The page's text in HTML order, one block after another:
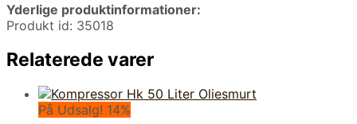
Yderlige produktinformationer:
Produkt id: 35018
Relaterede varer
På Udsalg! 14%